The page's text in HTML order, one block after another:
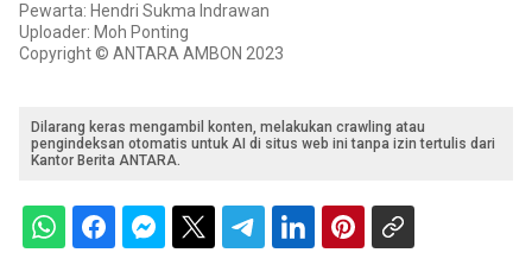
Pewarta: Hendri Sukma Indrawan
Uploader: Moh Ponting
Copyright © ANTARA AMBON 2023
Dilarang keras mengambil konten, melakukan crawling atau
pengindeksan otomatis untuk AI di situs web ini tanpa izin tertulis dari
Kantor Berita ANTARA.